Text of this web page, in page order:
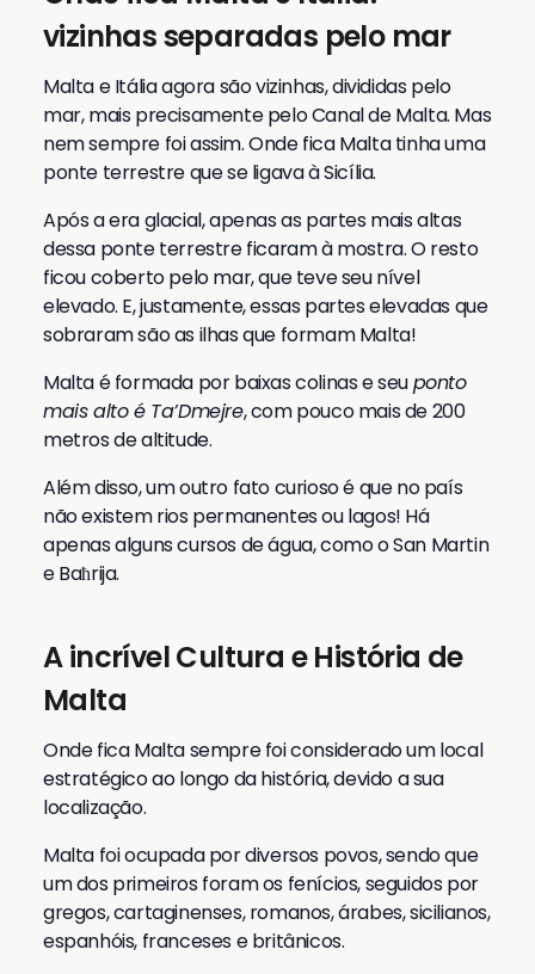
vizinhas separadas pelo mar
Malta e Itália agora são vizinhas, divididas pelo
mar, mais precisamente pelo Canal de Malta. Mas
nem sempre foi assim. Onde fica Malta tinha uma
ponte terrestre que se ligava à Sicília.
Após a era glacial, apenas as partes mais altas
dessa ponte terrestre ficaram à mostra. O resto
ficou coberto pelo mar, que teve seu nível
elevado. E, justamente, essas partes elevadas que
sobraram são as ilhas que formam Malta!
Malta é formada por baixas colinas e seuponto
mais alto é Ta’Dmejre, com pouco mais de 200
metros de altitude.
Além disso, um outro fato curioso é que no país
não existem rios permanentes ou lagos! Há
apenas alguns cursos de água, como o San Martin
e Baħrija.
A incrível Cultura e História de
Malta
Onde fica Malta sempre foi considerado um local
estratégico ao longo da história, devido a sua
localização.
Malta foi ocupada por diversos povos, sendo que
um dos primeiros foram os fenícios, seguidos por
gregos, cartaginenses, romanos, árabes, sicilianos,
espanhóis, franceses e britânicos.